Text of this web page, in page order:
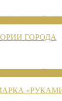
ГОРОДА